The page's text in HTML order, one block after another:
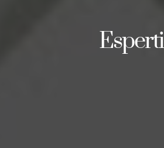
Esperti